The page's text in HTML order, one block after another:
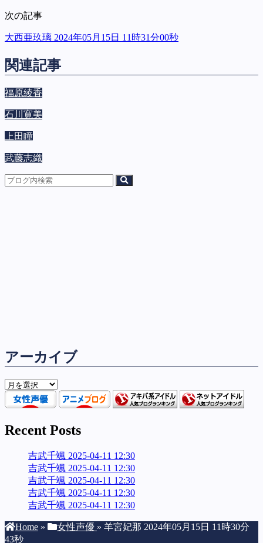
次の記事
大西亜玖璃 2024年05月15日 11時31分00秒
関連記事
福原綾香
石川寛美
上田瞳
武藤志織
アーカイブ
ア
ー
カ
ブ
Recent Posts
吉武千颯 2025-04-11 12:30
吉武千颯 2025-04-11 12:30
吉武千颯 2025-04-11 12:30
吉武千颯 2025-04-11 12:30
吉武千颯 2025-04-11 12:30
Home » 女性声優 » 羊宮妃那 2024年05月15日 11時30分
43秒